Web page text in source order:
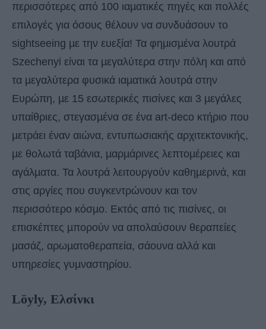
περισσότερες από 100 ιαµατικές πηγές και πολλές
επιλογές για όσους θέλουν να συνδυάσουν το
sightseeing µε την ευεξία! Τα φηµισµένα λουτρά
Szechenyi είναι τα µεγαλύτερα στην πόλη και από
τα µεγαλύτερα φυσικά ιαµατικά λουτρά στην
Ευρώπη, µε 15 εσωτερικές πισίνες και 3 µεγάλες
υπαίθριες, στεγασµένα σε ένα art-deco κτήριο που
µετράει έναν αιώνα, εντυπωσιακής αρχιτεκτονικής,
µε θολωτά ταβάνια, µαρµάρινες λεπτοµέρειες και
αγάλµατα. Τα λουτρά λειτουργούν καθηµερινά, και
στις αργίες που συγκεντρώνουν και τον
περισσότερο κόσµο. Εκτός από τις πισίνες, οι
επισκέπτες µπορούν να απολαύσουν θεραπείες
µασάζ, αρωµατοθεραπεία, σάουνα αλλά και
υπηρεσίες γυµναστηρίου.
Löyly, Ελσίνκι